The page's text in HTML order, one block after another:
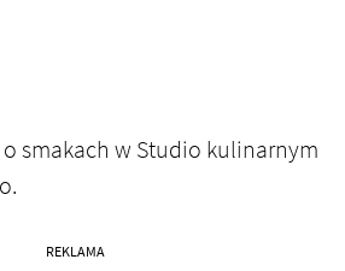
smakach w Studio kulinarnym
REKLAMA